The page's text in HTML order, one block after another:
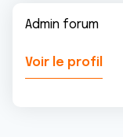
Admin forum
Voir le profil